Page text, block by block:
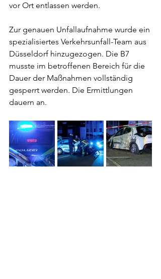
vor Ort entlassen werden.
Zur genauen Unfallaufnahme wurde ein
spezialisiertes Verkehrsunfall-Team aus
Düsseldorf hinzugezogen. Die B7
musste im betroffenen Bereich für die
Dauer der Maßnahmen vollständig
gesperrt werden. Die Ermittlungen
dauern an.